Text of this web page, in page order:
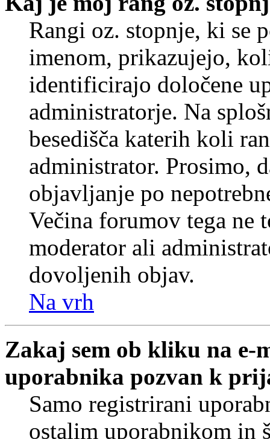
Rangi oz. stopnje, ki se
imenom, prikazujejo,
identificirajo določene
administratorje. Na
besedišča katerih koli
administrator. Prosimo,
objavljanje po
Večina forumov tega ne
moderator ali
dovoljenih objav.
Na vrh
Zakaj sem ob kliku na e-
uporabnika pozvan k
Samo registrirani
ostalim uporabnikom in